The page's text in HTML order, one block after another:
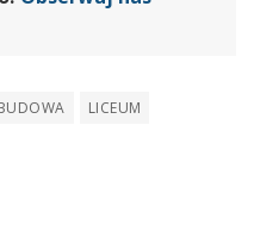
LICEUM